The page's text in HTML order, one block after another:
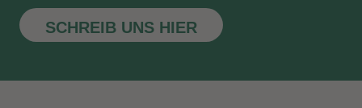
SCHREIB UNS HIER